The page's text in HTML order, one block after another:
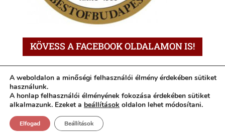
KÖVESS A FACEBOOK OLDALAMON IS!
A weboldalon a minőségi felhasználói élmény érdekében sütiket
használunk.
A honlap felhasználói élményének fokozása érdekében sütiket
alkalmazunk. Ezeket a beállítások oldalon lehet módosítani.
Elfogad Beállítások